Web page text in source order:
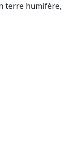
terre humifère,